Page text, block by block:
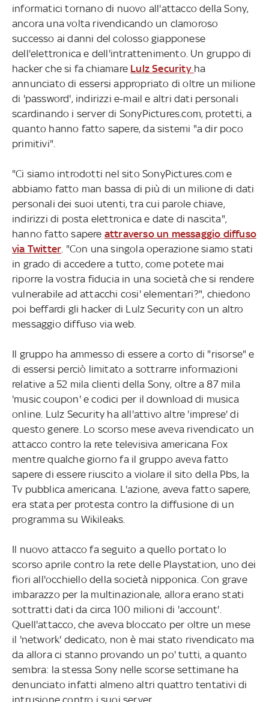
informatici tornano di nuovo all'attacco della Sony,
ancora una volta rivendicando un clamoroso
successo ai danni del colosso giapponese
dell'elettronica e dell'intrattenimento. Un gruppo di
hacker che si fa chiamare Lulz Security ha
annunciato di essersi appropriato di oltre un milione
di 'password', indirizzi e-mail e altri dati personali
scardinando i server di SonyPictures.com, protetti, a
quanto hanno fatto sapere, da sistemi "a dir poco
primitivi".
"Ci siamo introdotti nel sito SonyPictures.com e
abbiamo fatto man bassa di più di un milione di dati
personali dei suoi utenti, tra cui parole chiave,
indirizzi di posta elettronica e date di nascita",
hanno fatto sapere attraverso un messaggio diffuso
via Twitter . "Con una singola operazione siamo stati
in grado di accedere a tutto, come potete mai
riporre la vostra fiducia in una società che si rendere
vulnerabile ad attacchi cosi' elementari?", chiedono
poi beffardi gli hacker di Lulz Security con un altro
messaggio diffuso via web.
Il gruppo ha ammesso di essere a corto di "risorse" e
di essersi perciò limitato a sottrarre informazioni
relative a 52 mila clienti della Sony, oltre a 87 mila
'music coupon' e codici per il download di musica
online. Lulz Security ha all'attivo altre 'imprese' di
questo genere. Lo scorso mese aveva rivendicato un
attacco contro la rete televisiva americana Fox
mentre qualche giorno fa il gruppo aveva fatto
sapere di essere riuscito a violare il sito della Pbs, la
Tv pubblica americana. L'azione, aveva fatto sapere,
era stata per protesta contro la diffusione di un
programma su Wikileaks.
Il nuovo attacco fa seguito a quello portato lo
scorso aprile contro la rete delle Playstation, uno dei
fiori all'occhiello della società nipponica. Con grave
imbarazzo per la multinazionale, allora erano stati
sottratti dati da circa 100 milioni di 'account'.
Quell'attacco, che aveva bloccato per oltre un mese
il 'network' dedicato, non è mai stato rivendicato ma
da allora ci stanno provando un po' tutti, a quanto
sembra: la stessa Sony nelle scorse settimane ha
denunciato infatti almeno altri quattro tentativi di
intrusione contro i suoi server.